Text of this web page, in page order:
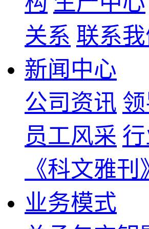
关系 联系我
新闻中心
公司资讯
员工风采
《科文雅刊
业务模式